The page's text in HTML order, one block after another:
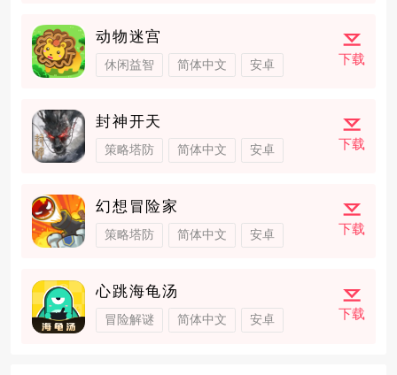
动物迷宫
休闲益智 简体中文 安卓 下载
封神开天
策略塔防 简体中文 安卓 下载
幻想冒险家
策略塔防 简体中文 安卓 下载
心跳海龟汤
冒险解谜 简体中文 安卓 下载